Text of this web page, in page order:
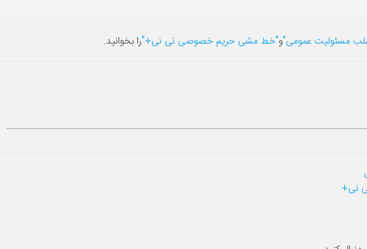
مسئولیت عمومی"و"خط مشی حریم خصوصی نی نی+"را بخوانید.
نی+